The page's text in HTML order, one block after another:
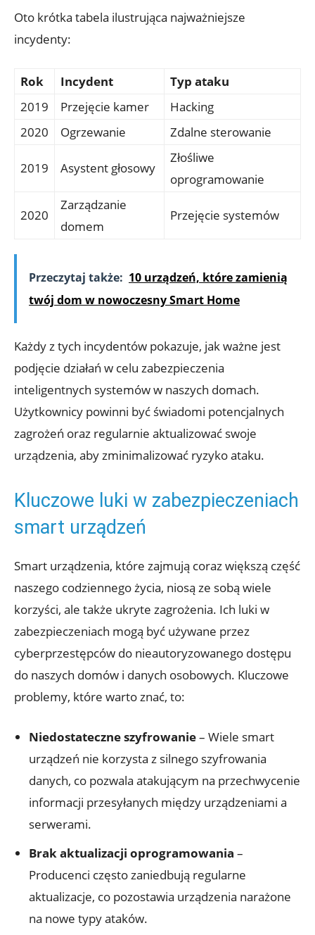
Oto krótka tabela ilustrująca najważniejsze
incydenty:
Rok Incydent
Typ ataku
2019
Przejęcie kamer
Hacking
2020
Ogrzewanie Zdalne sterowanie
2019 Asystent głosowy
Złośliwe
oprogramowanie
2020
Zarządzanie
domem
Przejęcie systemów
Przeczytaj także: 10 urządzeń, które zamienią
twój dom w nowoczesny Smart Home
Każdy‍ z tych incydentów pokazuje, jak‍ ważne jest
podjęcie działań w celu zabezpieczenia ​
inteligentnych systemów w naszych domach.
Użytkownicy powinni być świadomi potencjalnych
zagrożeń oraz regularnie aktualizować‌ swoje⁢
urządzenia, aby zminimalizować ⁣ryzyko ataku.
Kluczowe luki⁤ w ‌zabezpieczeniach
smart urządzeń
Smart ‌urządzenia, które zajmują coraz większą część
naszego ⁣codziennego życia, niosą ze sobą wiele
korzyści, ale także ukryte zagrożenia. Ich luki w
‌zabezpieczeniach mogą być ‍używane przez
cyberprzestępców do nieautoryzowanego dostępu
do naszych domów i danych osobowych. Kluczowe
problemy, które warto znać, to:
Niedostateczne szyfrowanie– ‍Wiele smart
urządzeń ⁢nie⁤ korzysta z silnego szyfrowania
danych, co pozwala atakującym na przechwycenie
informacji‍ przesyłanych⁣ między urządzeniami a
serwerami.
Brak aktualizacji oprogramowania –
Producenci często zaniedbują regularne⁤
aktualizacje, co pozostawia urządzenia narażone
na nowe typy ataków.